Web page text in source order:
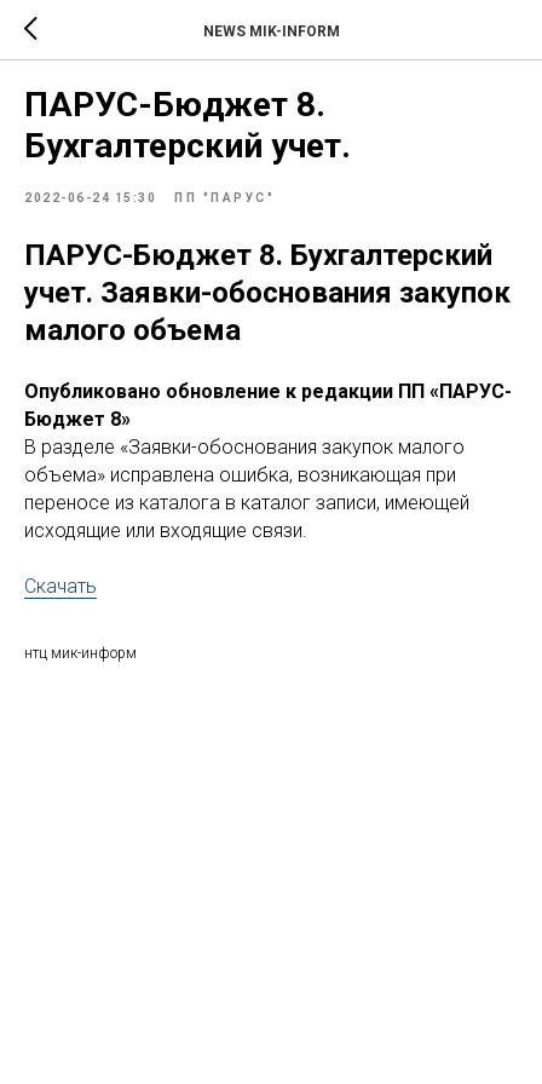
NEWS MIK-INFORM
ПАРУС-Бюджет 8.
Бухгалтерский учет.
2022-06-24 15:30 ПП "ПАРУС"
ПАРУС-Бюджет 8. Бухгалтерский
учет. Заявки-обоснования закупок
малого объема
Опубликовано обновление к редакции ПП «ПАРУС-
Бюджет 8»
В разделе «Заявки-обоснования закупок малого
объема» исправлена ошибка, возникающая при
переносе из каталога в каталог записи, имеющей
исходящие или входящие связи.
Скачать
нтц мик-информ